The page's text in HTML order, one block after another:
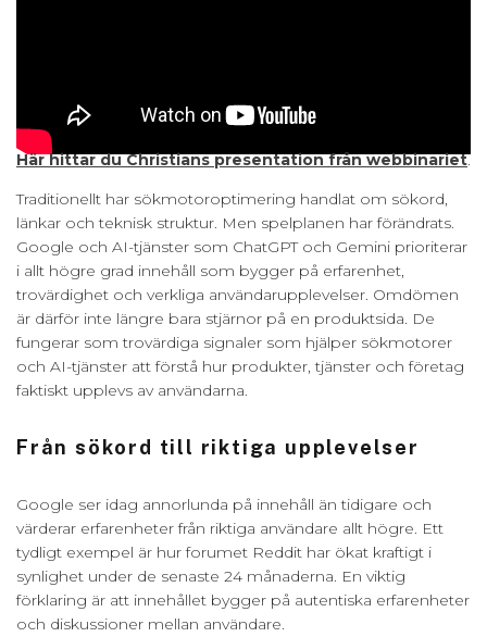
Här hittar du Christians presentation från webbinariet.
Traditionellt har sökmotoroptimering handlat om sökord,
länkar och teknisk struktur. Men spelplanen har förändrats.
Google och AI-tjänster som ChatGPT och Gemini prioriterar
i allt högre grad innehåll som bygger på erfarenhet,
trovärdighet och verkliga användarupplevelser. Omdömen
är därför inte längre bara stjärnor på en produktsida. De
fungerar som trovärdiga signaler som hjälper sökmotorer
och AI-tjänster att förstå hur produkter, tjänster och företag
faktiskt upplevs av användarna.
Från sökord till riktiga upplevelser
Google ser idag annorlunda på innehåll än tidigare och
värderar erfarenheter från riktiga användare allt högre. Ett
tydligt exempel är hur forumet Reddit har ökat kraftigt i
synlighet under de senaste 24 månaderna. En viktig
förklaring är att innehållet bygger på autentiska erfarenheter
och diskussioner mellan användare.